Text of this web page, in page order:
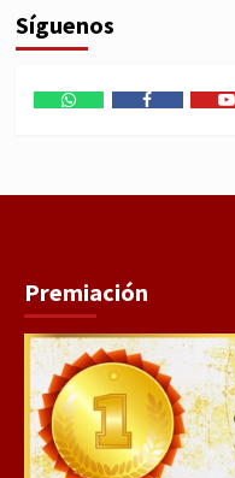
Síguenos
Premiación